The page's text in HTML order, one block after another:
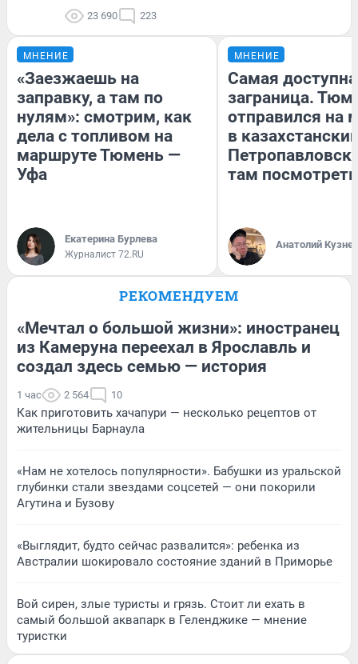
23 690 223
МНЕНИЕ
«Заезжаешь на
заправку, а там по
нулям»: смотрим, как
дела с топливом на
маршруте Тюмень —
Уфа
Екатерина Бурлева
Журналист 72.RU
МНЕНИЕ
Самая
заграница.
отправился на
в
там посмотреть
Анатолий
РЕКОМЕНДУЕМ
«Мечтал о большой жизни»: иностранец
из Камеруна переехал в Ярославль и
создал здесь семью — история
1 час 2 564 10
Как приготовить хачапури — несколько рецептов от
жительницы Барнаула
«Нам не хотелось популярности». Бабушки из уральской
глубинки стали звездами соцсетей — они покорили
Агутина и Бузову
«Выглядит, будто сейчас развалится»: ребенка из
Австралии шокировало состояние зданий в Приморье
Вой сирен, злые туристы и грязь. Стоит ли ехать в
самый большой аквапарк в Геленджике — мнение
туристки